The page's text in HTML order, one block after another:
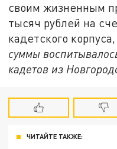
своим жизненным
тысяч рублей на
кадетского
суммы
кадетов из
ЧИТАЙТЕ ТАКЖЕ: